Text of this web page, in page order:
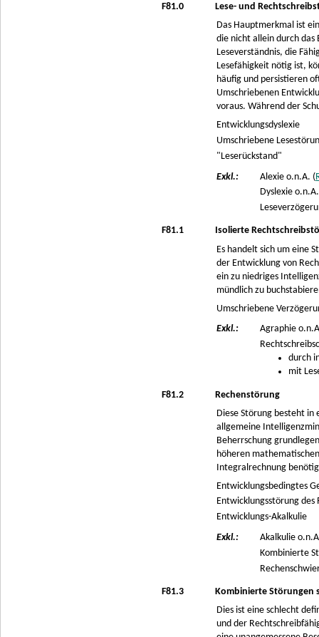
F81.0
Lese- und
Das Hauptmerkmal ist
die nicht allein durch das
Leseverständnis, die
Lesefähigkeit nötig ist,
häufig und persistieren
Umschriebenen
voraus. Während der
Entwicklungsdyslexie
Umschriebene
"Leserückstand"
Exkl.:
Alexie o.n.A. (
Dyslexie
F81.1
Isolierte
Es handelt sich um eine
der Entwicklung von
ein zu niedriges
mündlich zu
Umschriebene
Exkl.:
Agraphie
durch
mit
F81.2
Rechenstörung
Diese Störung besteht
allgemeine
Beherrschung
höheren
Integralrechnung
Entwicklungsbedingtes
Entwicklungsstörung des
Entwicklungs-Akalkulie
Exkl.:
Akalkulie
Kombinierte
F81.3
Kombinierte Störungen
Dies ist eine schlecht
und der